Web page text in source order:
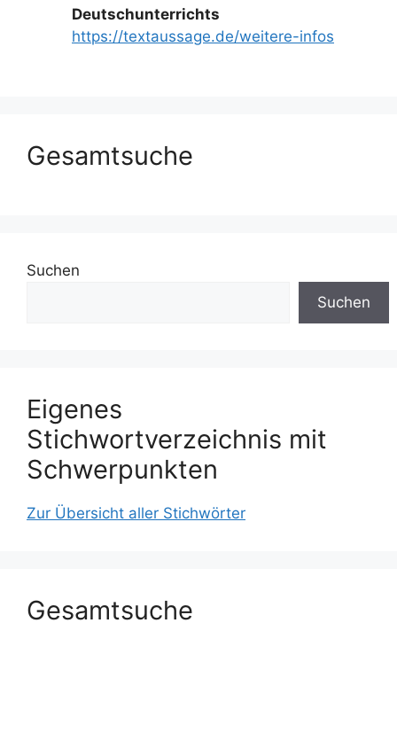
Deutschunterrichts
https://textaussage.de/weitere-infos
Gesamtsuche
Suchen
Suchen
Eigenes
Stichwortverzeichnis mit
Schwerpunkten
Zur Übersicht aller Stichwörter
Gesamtsuche